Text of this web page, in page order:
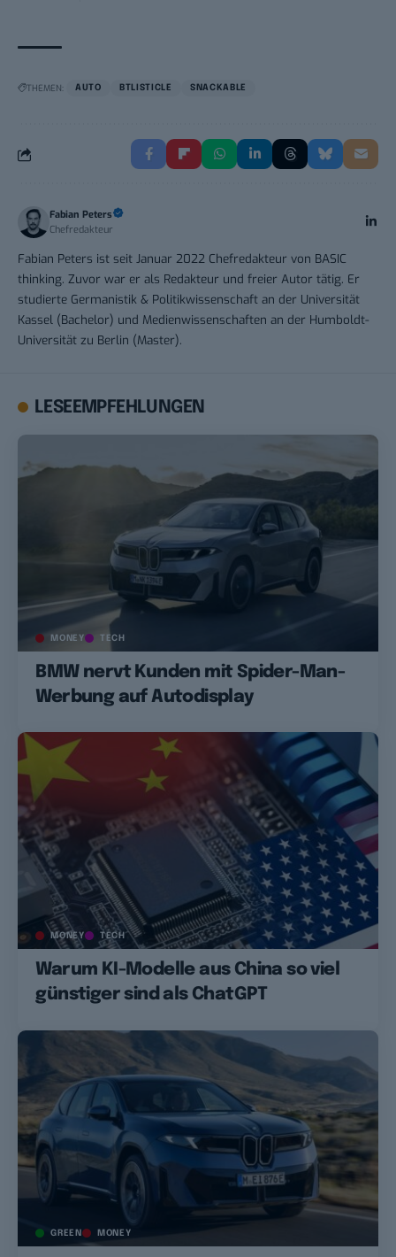
THEMEN: AUTO BTLISTICLE SNACKABLE
Fabian Peters
Chefredakteur
Fabian Peters ist seit Januar 2022 Chefredakteur von BASIC
thinking. Zuvor war er als Redakteur und freier Autor tätig. Er
studierte Germanistik & Politikwissenschaft an der Universität
Kassel (Bachelor) und Medienwissenschaften an der Humboldt-
Universität zu Berlin (Master).
LESEEMPFEHLUNGEN
MONEY TECH
BMW nervt Kunden mit Spider-Man-
Werbung auf Autodisplay
MONEY TECH
Warum KI-Modelle aus China so viel
günstiger sind als ChatGPT
GREEN MONEY